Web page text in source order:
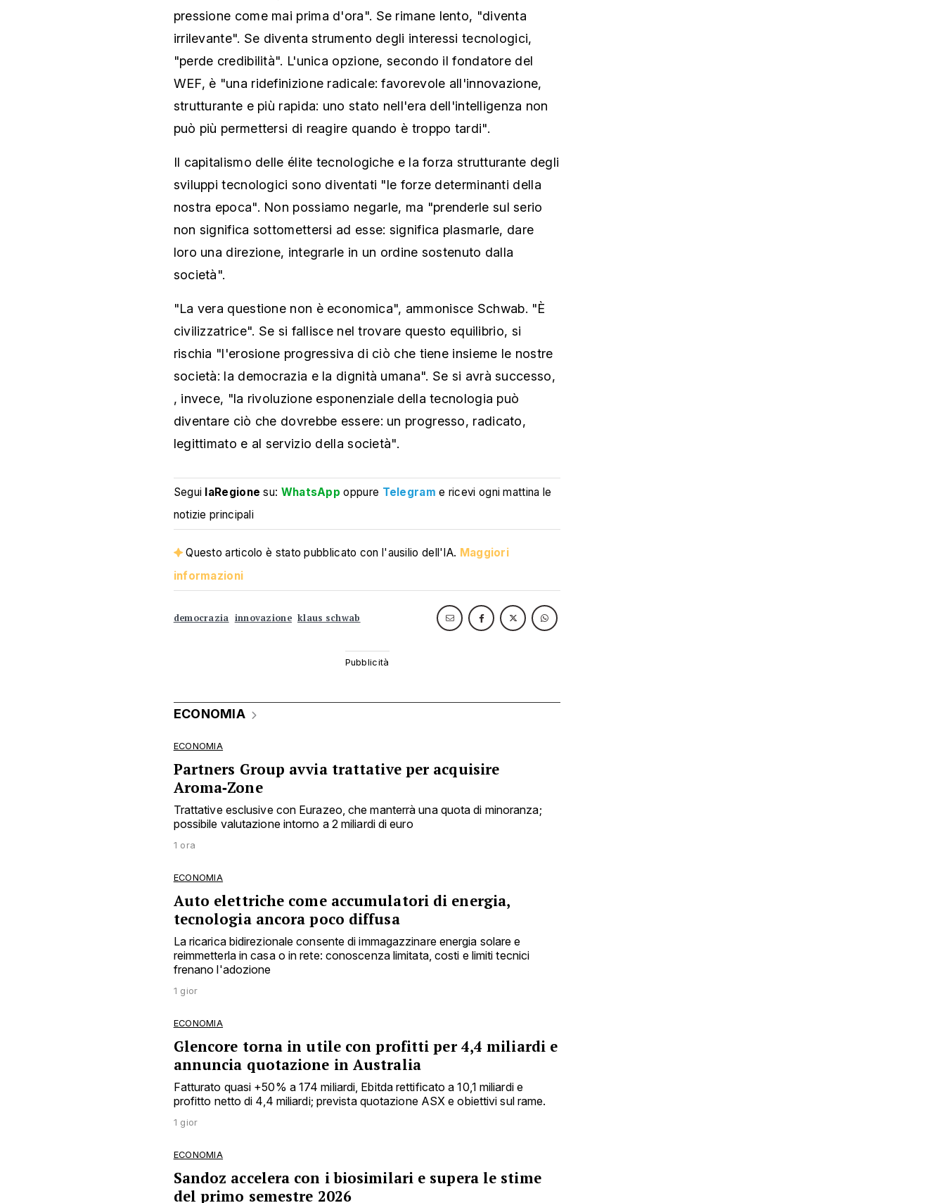
pressione come mai prima d'ora". Se rimane lento, "diventa
irrilevante". Se diventa strumento degli interessi tecnologici,
"perde credibilità". L'unica opzione, secondo il fondatore del
WEF, è "una ridefinizione radicale: favorevole all'innovazione,
strutturante e più rapida: uno stato nell'era dell'intelligenza non
può più permettersi di reagire quando è troppo tardi".
Il capitalismo delle élite tecnologiche e la forza strutturante degli
sviluppi tecnologici sono diventati "le forze determinanti della
nostra epoca". Non possiamo negarle, ma "prenderle sul serio
non significa sottomettersi ad esse: significa plasmarle, dare
loro una direzione, integrarle in un ordine sostenuto dalla
società".
"La vera questione non è economica", ammonisce Schwab. "È
civilizzatrice". Se si fallisce nel trovare questo equilibrio, si
rischia "l'erosione progressiva di ciò che tiene insieme le nostre
società: la democrazia e la dignità umana". Se si avrà successo,
, invece, "la rivoluzione esponenziale della tecnologia può
diventare ciò che dovrebbe essere: un progresso, radicato,
legittimato e al servizio della società".
Segui laRegione su: WhatsApp oppure Telegram e ricevi ogni mattina le
notizie principali
Questo articolo è stato pubblicato con l'ausilio dell'IA. Maggiori
informazioni
democrazia innovazione klaus schwab
ECONOMIA
ECONOMIA
Partners Group avvia trattative per acquisire
Aroma‑Zone
Trattative esclusive con Eurazeo, che manterrà una quota di minoranza;
possibile valutazione intorno a 2 miliardi di euro
1 ora
ECONOMIA
Auto elettriche come accumulatori di energia,
tecnologia ancora poco diffusa
La ricarica bidirezionale consente di immagazzinare energia solare e
reimmetterla in casa o in rete: conoscenza limitata, costi e limiti tecnici
frenano l'adozione
1 gior
ECONOMIA
Glencore torna in utile con profitti per 4,4 miliardi e
annuncia quotazione in Australia
Fatturato quasi +50% a 174 miliardi, Ebitda rettificato a 10,1 miliardi e
profitto netto di 4,4 miliardi; prevista quotazione ASX e obiettivi sul rame.
1 gior
ECONOMIA
Sandoz accelera con i biosimilari e supera le stime
del primo semestre 2026